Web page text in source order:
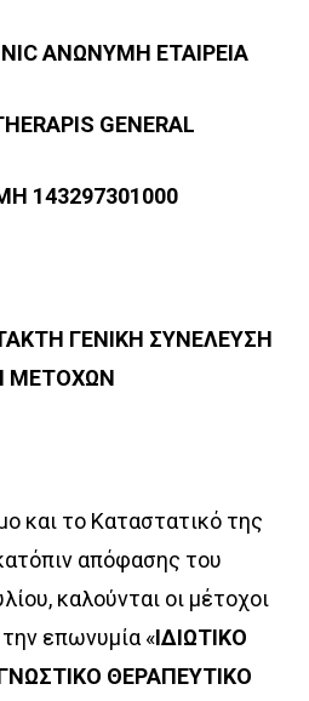
ΑΝΩΝΥΜΗ ΕΤΑΙΡΕΙΑ
GENERAL
143297301000
ΓΕΝΙΚΗ ΣΥΝΕΛΕΥΣΗ
ΜΕΤΟΧΩΝ
και το Καταστατικό της
απόφασης του
καλούνται οι μέτοχοι
επωνυμία «ΙΔΙΩΤΙΚΟ
ΘΕΡΑΠΕΥΤΙΚΟ